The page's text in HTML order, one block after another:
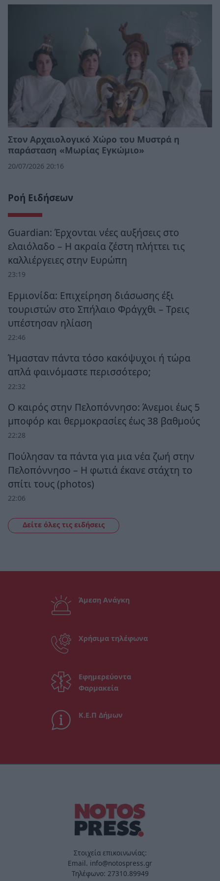
Στον Αρχαιολογικό Χώρο του Μυστρά η
παράσταση «Μωρίας Εγκώμιο»
20/07/2026 20:16
Ροή Ειδήσεων
Guardian: Έρχονται νέες αυξήσεις στο
ελαιόλαδο – Η ακραία ζέστη πλήττει τις
καλλιέργειες στην Ευρώπη
23:19
Ερμιονίδα: Επιχείρηση διάσωσης έξι
τουριστών στο Σπήλαιο Φράγχθι – Τρεις
υπέστησαν ηλίαση
22:46
Ήμασταν πάντα τόσο κακόψυχοι ή τώρα
απλά φαινόμαστε περισσότερο;
22:32
Ο καιρός στην Πελοπόννησο: Άνεμοι έως 5
μποφόρ και θερμοκρασίες έως 38 βαθμούς
22:28
Πούλησαν τα πάντα για μια νέα ζωή στην
Πελοπόννησο – Η φωτιά έκανε στάχτη το
σπίτι τους (photos)
22:06
Δείτε όλες τις ειδήσεις
Άμεση Ανάγκη
Χρήσιμα τηλέφωνα
Εφημερεύοντα
Φαρμακεία
Κ.Ε.Π Δήμων
Στοιχεία επικοινωνίας:
Email. info@notospress.gr
Τηλέφωνο: 27310.89949